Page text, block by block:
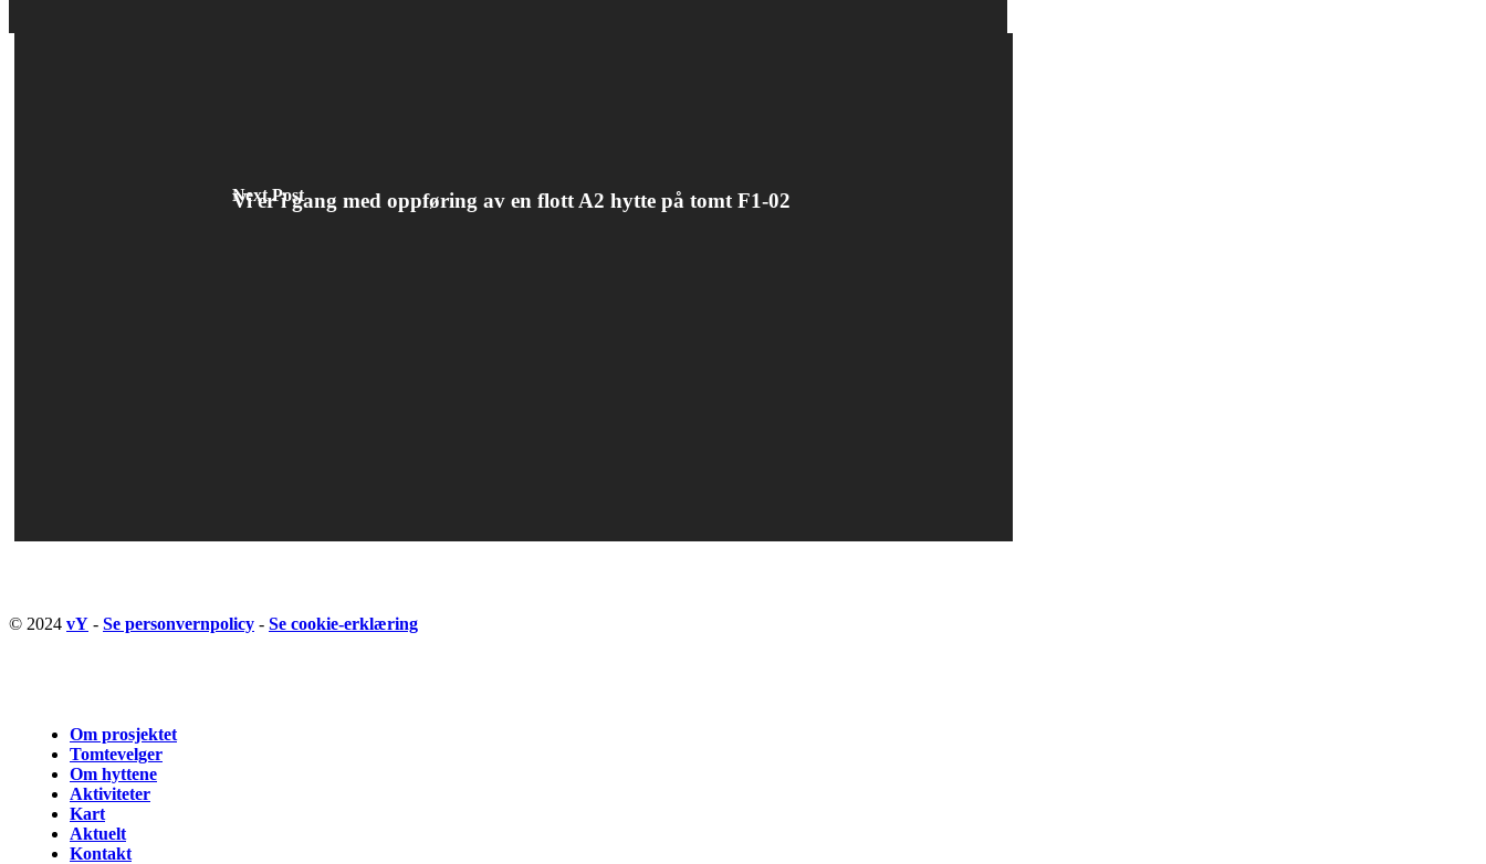
Next Post
Vi er i gang med oppføring av en flott A2 hytte på tomt F1-02
© 2024 vY - Se personvernpolicy - Se cookie-erklæring
Om prosjektet
Tomtevelger
Om hyttene
Aktiviteter
Kart
Aktuelt
Kontakt